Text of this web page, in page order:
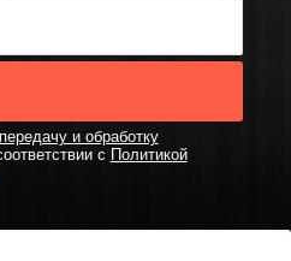
и обработку
с Политикой